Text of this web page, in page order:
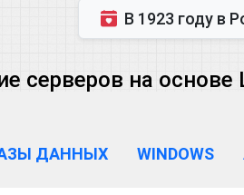
В 1923 году в Ростове-на-Дону
серверов на основе
ДАННЫХ WINDOWS